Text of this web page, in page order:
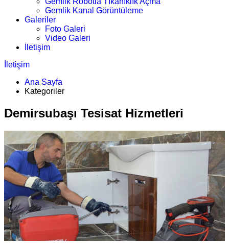
Gemlik Kanal Görüntüleme
Galeriler
Foto Galeri
Video Galeri
İletişim
İletişim
Ana Sayfa
Kategoriler
Demirsubaşı Tesisat Hizmetleri